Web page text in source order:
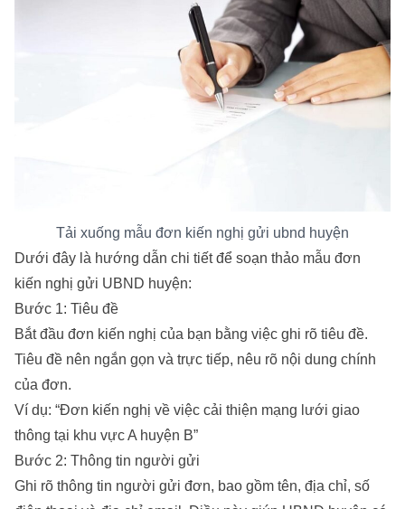
Tải xuống mẫu đơn kiến nghị gửi ubnd huyện
Dưới đây là hướng dẫn chi tiết để soạn thảo mẫu đơn
kiến nghị gửi UBND huyện:
Bước 1: Tiêu đề
Bắt đầu đơn kiến nghị của bạn bằng việc ghi rõ tiêu đề.
Tiêu đề nên ngắn gọn và trực tiếp, nêu rõ nội dung chính
của đơn.
Ví dụ: “Đơn kiến nghị về việc cải thiện mạng lưới giao
thông tại khu vực A huyện B”
Bước 2: Thông tin người gửi
Ghi rõ thông tin người gửi đơn, bao gồm tên, địa chỉ, số